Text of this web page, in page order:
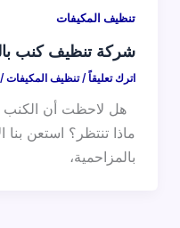
تنظيف المكيفات
شركة تنظيف كنب
اترك تعليقاً /تنظيف المكيفات/
هل لاحظت أن الكنب
ماذا تنتظر؟ استعن
بالمزاحمية،